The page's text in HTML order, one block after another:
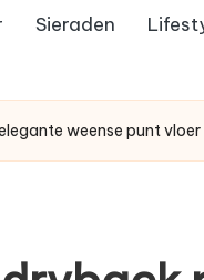
Sieraden
weense punt vloer